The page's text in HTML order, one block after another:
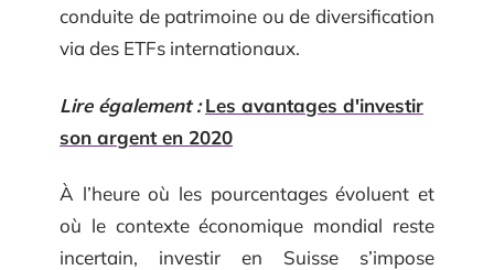
conduite de patrimoine ou de diversification
via des ETFs internationaux.
Lire également : Les avantages d'investir
son argent en 2020
À l’heure où les pourcentages évoluent et
où le contexte économique mondial reste
incertain, investir en Suisse s’impose